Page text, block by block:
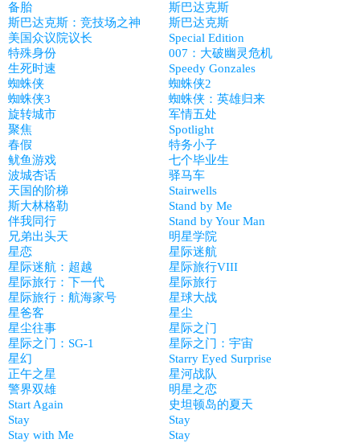
备胎
斯巴达克斯
斯巴达克斯：竞技场之神
斯巴达克斯
美国众议院议长
Special Edition
特殊身份
007：大破幽灵危机
生死时速
Speedy Gonzales
蜘蛛侠
蜘蛛侠2
蜘蛛侠3
蜘蛛侠：英雄归来
旋转城市
军情五处
聚焦
Spotlight
春假
特务小子
鱿鱼游戏
七个毕业生
波城杏话
驿马车
天国的阶梯
Stairwells
斯大林格勒
Stand by Me
伴我同行
Stand by Your Man
兄弟出头天
明星学院
星恋
星际迷航
星际迷航：超越
星际旅行VIII
星际旅行：下一代
星际旅行
星际旅行：航海家号
星球大战
星爸客
星尘
星尘往事
星际之门
星际之门：SG-1
星际之门：宇宙
星幻
Starry Eyed Surprise
正午之星
星河战队
警界双雄
明星之恋
Start Again
史坦顿岛的夏天
Stay
Stay
Stay with Me
Stay